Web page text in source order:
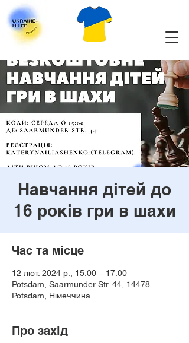
Навчання дітей до
16 років гри в шахи
Час та місце
12 лют. 2024 р., 15:00 – 17:00
Potsdam, Saarmunder Str. 44, 14478
Potsdam, Німеччина
Про захід